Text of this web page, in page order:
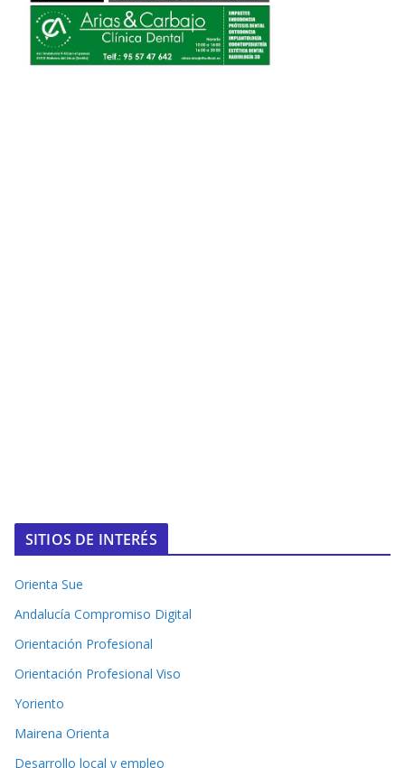
SITIOS DE INTERÉS
Orienta Sue
Andalucía Compromiso Digital
Orientación Profesional
Orientación Profesional Viso
Yoriento
Mairena Orienta
Desarrollo local y empleo